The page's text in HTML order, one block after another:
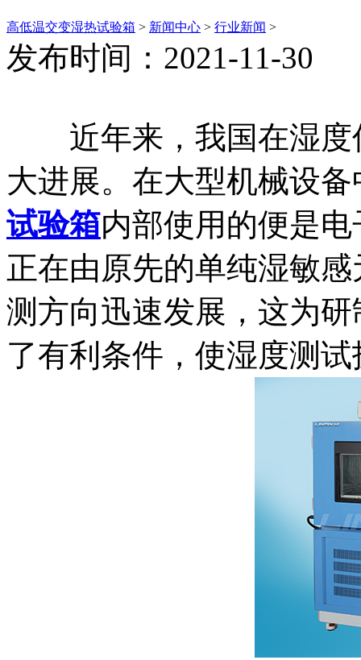
高低温交变湿热试验箱 > 新闻中心 > 行业新闻 >
发布时间：2021-11-30
近年来，我国在湿度
大进展。在大型机械设
试验箱内部使用的便是
正在由原先的单纯湿敏
测方向迅速发展，这为
了有利条件，使湿度测